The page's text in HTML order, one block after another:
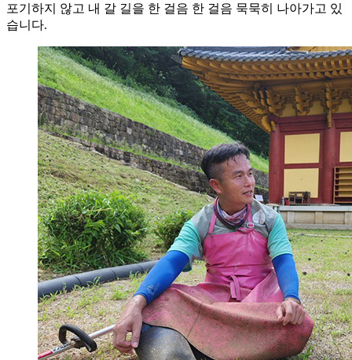
포기하지 않고 내 갈 길을 한 걸음 한 걸음 묵묵히 나아가고 있
습니다.